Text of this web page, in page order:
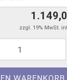
zzgl. 19% MwSt.